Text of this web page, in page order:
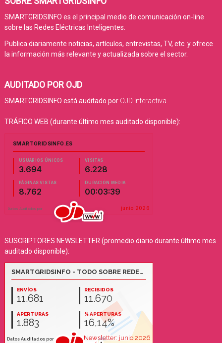
SMARTGRIDSINFO es el principal medio de comunicación on-line
sobre las Redes Eléctricas Inteligentes.
Publica diariamente noticias, artículos, entrevistas, TV, etc. y ofrece
la información más relevante y actualizada sobre el sector.
AUDITADO POR OJD
SMARTGRIDSINFO está auditado por OJD Interactiva
TRÁFICO WEB (durante último mes auditado disponible):
SUSCRIPTORES NEWSLETTER (promedio diario durante último mes
auditado disponible):